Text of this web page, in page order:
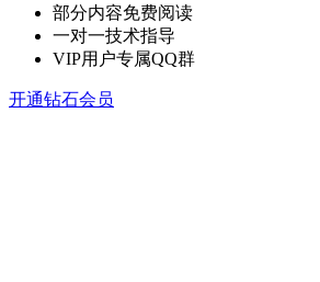
部分内容免费阅读
一对一技术指导
VIP用户专属QQ群
开通钻石会员